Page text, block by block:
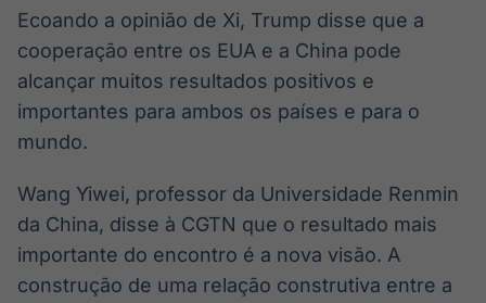
Ecoando a opinião de Xi, Trump disse que a
cooperação entre os EUA e a China pode
alcançar muitos resultados positivos e
importantes para ambos os países e para o
mundo.
Wang Yiwei, professor da Universidade Renmin
da China, disse à CGTN que o resultado mais
importante do encontro é a nova visão. A
construção de uma relação construtiva entre a